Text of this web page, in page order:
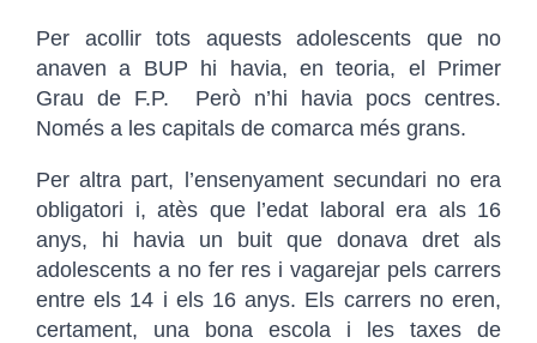
Per acollir tots aquests adolescents que no
anaven a BUP hi havia, en teoria, el Primer
Grau de F.P. Però n’hi havia pocs centres.
Només a les capitals de comarca més grans.
Per altra part, l’ensenyament secundari no era
obligatori i, atès que l’edat laboral era als 16
anys, hi havia un buit que donava dret als
adolescents a no fer res i vagarejar pels carrers
entre els 14 i els 16 anys. Els carrers no eren,
certament, una bona escola i les taxes de